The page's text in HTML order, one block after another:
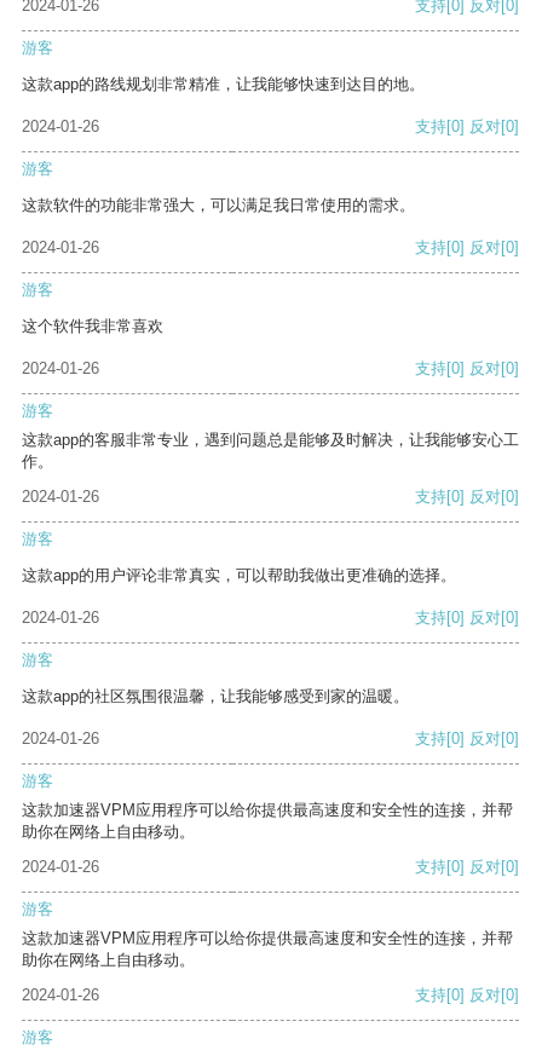
2024-01-26
支持[0] 反对[0]
游客
这款app的路线规划非常精准，让我能够快速到达目的地。
2024-01-26 支持[0] 反对[0]
游客
这款软件的功能非常强大，可以满足我日常使用的需求。
2024-01-26 支持[0] 反对[0]
游客
这个软件我非常喜欢
2024-01-26 支持[0] 反对[0]
游客
这款app的客服非常专业，遇到问题总是能够及时解决，让我能够安心工
作。
2024-01-26
支持[0] 反对[0]
游客
这款app的用户评论非常真实，可以帮助我做出更准确的选择。
2024-01-26 支持[0] 反对[0]
游客
这款app的社区氛围很温馨，让我能够感受到家的温暖。
2024-01-26 支持[0] 反对[0]
游客
这款加速器VPM应用程序可以给你提供最高速度和安全性的连接，并帮
助你在网络上自由移动。
2024-01-26
支持[0] 反对[0]
游客
这款加速器VPM应用程序可以给你提供最高速度和安全性的连接，并帮
助你在网络上自由移动。
2024-01-26
支持[0] 反对[0]
游客